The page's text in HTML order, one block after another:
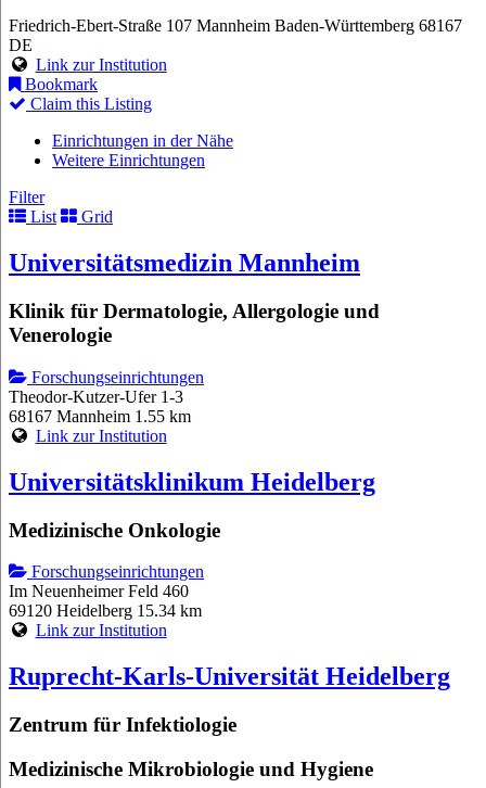
Friedrich-Ebert-Straße 107 Mannheim Baden-Württemberg 68167
DE
Link zur Institution
Bookmark
Claim this Listing
Einrichtungen in der Nähe
Weitere Einrichtungen
Filter
List
Grid
Universitätsmedizin Mannheim
Klinik für Dermatologie, Allergologie und
Venerologie
Forschungseinrichtungen
Theodor-Kutzer-Ufer 1-3
68167 Mannheim 1.55 km
Link zur Institution
Universitätsklinikum Heidelberg
Medizinische Onkologie
Forschungseinrichtungen
Im Neuenheimer Feld 460
69120 Heidelberg 15.34 km
Link zur Institution
Ruprecht-Karls-Universität Heidelberg
Zentrum für Infektiologie
Medizinische Mikrobiologie und Hygiene